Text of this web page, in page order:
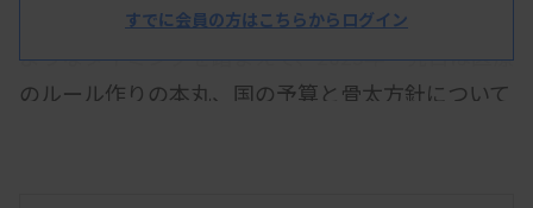
審議する通常国会が1月から始まるためです。その
ようなタイミングを踏まえて、2025年一発目は医療
のルール作りの本丸、国の予算と骨太方針について
すでに会員の方はこちらからログイン